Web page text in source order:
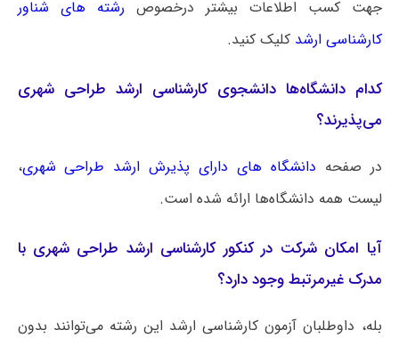
جهت کسب اطلاعات بیشتر درخصوص رشته های شناور
کارشناسی ارشد کلیک کنید.
کدام دانشگاه‌ها دانشجوی کارشناسی ارشد طراحی شهری
می‌پذیرند؟
در صفحه دانشگاه های دارای پذیرش ارشد طراحی شهری،
لیست همه دانشگاه‌ها ارائه شده است.
آیا امکان شرکت در کنکور کارشناسی ارشد طراحی شهری با
مدرک غیرمرتبط وجود دارد؟
بله، داوطلبان آزمون کارشناسی ارشد این رشته می‌توانند بدون